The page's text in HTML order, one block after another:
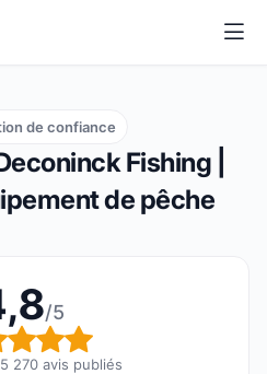
Fishing |
de pêche
de confiance
/5
globale : 4,8 sur 5
270 avis publiés